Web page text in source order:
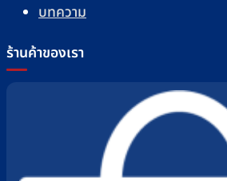
บทความ
ร้านค้าของเรา